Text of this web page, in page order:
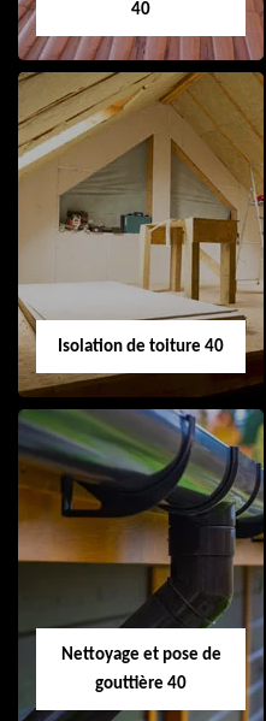
40
Urgence fuite de
toiture 40
Isolation de toiture 40
Isolation de toiture
40
Nettoyage et pose de
gouttière 40